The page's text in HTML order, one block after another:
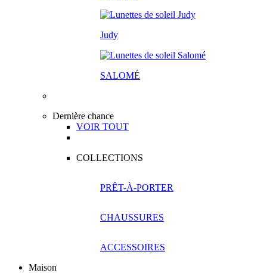
Judy
SALOMÉ
Dernière chance
VOIR TOUT
COLLECTIONS
PRÊT-À-PORTER
CHAUSSURES
ACCESSOIRES
Maison